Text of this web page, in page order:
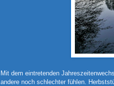
Mit dem eintretenden
andere noch schlechter fühlen.